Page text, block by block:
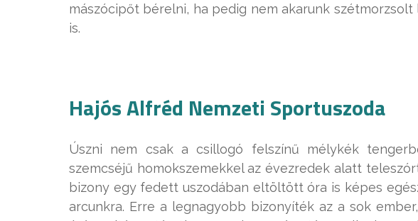
mászócipőt bérelni, ha pedig nem akarunk
is.
Hajós Alfréd Nemzeti Sportuszoda
Úszni nem csak a csillogó felszínű mélykék
szemcséjű homokszemekkel az évezredek alatt
bizony egy fedett uszodában eltöltött óra is képes
arcunkra. Erre a legnagyobb bizonyíték az a sok